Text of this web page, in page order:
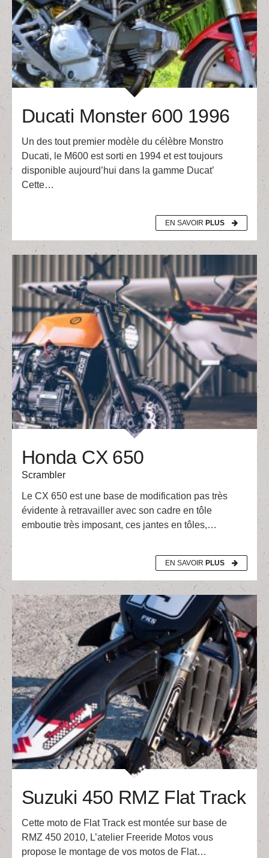
Ducati Monster 600 1996
Un des tout premier modèle du célèbre Monstro
Ducati, le M600 est sorti en 1994 et est toujours
disponible aujourd’hui dans la gamme Ducat’
Cette…
EN SAVOIR PLUS
Honda CX 650
Scrambler
Le CX 650 est une base de modification pas très
évidente à retravailler avec son cadre en tôle
emboutie très imposant, ces jantes en tôles,…
EN SAVOIR PLUS
Suzuki 450 RMZ Flat Track
Cette moto de Flat Track est montée sur base de
RMZ 450 2010, L’atelier Freeride Motos vous
propose le montage de vos motos de Flat…